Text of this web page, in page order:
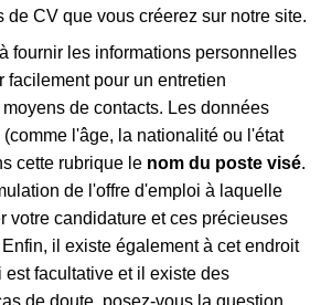
CV que vous créerez sur notre site.
fournir les informations personnelles
facilement pour un entretien
de contacts. Les données
l'âge, la nationalité ou l'état
cette rubrique le nom du poste visé.
de l'offre d'emploi à laquelle
votre candidature et ces précieuses
il existe également à cet endroit
est facultative et il existe des